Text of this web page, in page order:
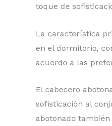
toque de
La característica
en el dormitorio,
acuerdo a las
El cabecero
sofisticación al
abotonado